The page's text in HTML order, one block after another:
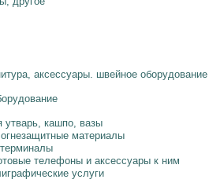
аксессуары. швейное оборудование
утварь, кашпо, вазы
материалы
телефоны и аксессуары к ним
услуги